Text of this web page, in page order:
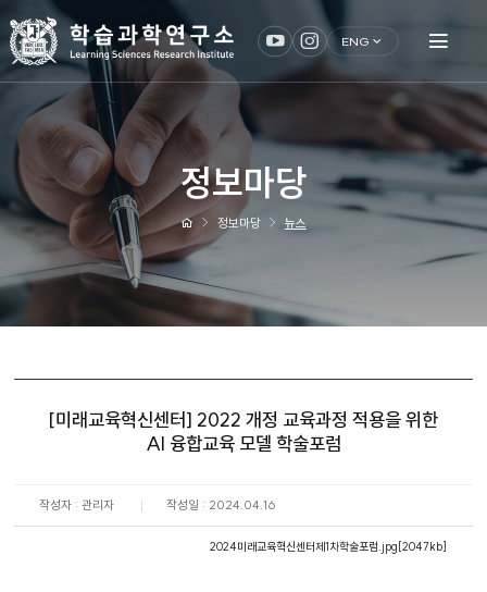
ENG
정보마당
정보마당 뉴스
[미래교육혁신센터] 2022 개정 교육과정 적용을 위한
AI 융합교육 모델 학술포럼
작성자 : 관리자 작성일 : 2024.04.16
2024미래교육혁신센터제1차학술포럼.jpg[2047kb]